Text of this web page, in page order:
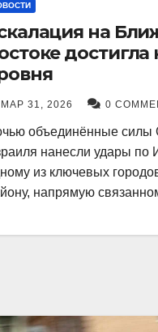
на
достигла
МАР 31, 2026 0
объединённые
нанесли удары
из ключевых
напрямую